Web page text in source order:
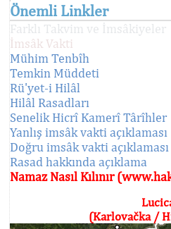
Önemli Linkler
Farklı Takvim ve İmsâkiyeler
İmsâk Vakti
Mühim Tenbîh
Temkin Müddeti
Rü'yet-i Hilâl
Hilâl Rasadları
Senelik Hicrî Kamerî Târîhler
Yanlış imsâk vakti açıklaması
Doğru imsâk vakti açıklaması
Rasad hakkında açıklama
Namaz Nasıl Kılınır
(Karlovačka /